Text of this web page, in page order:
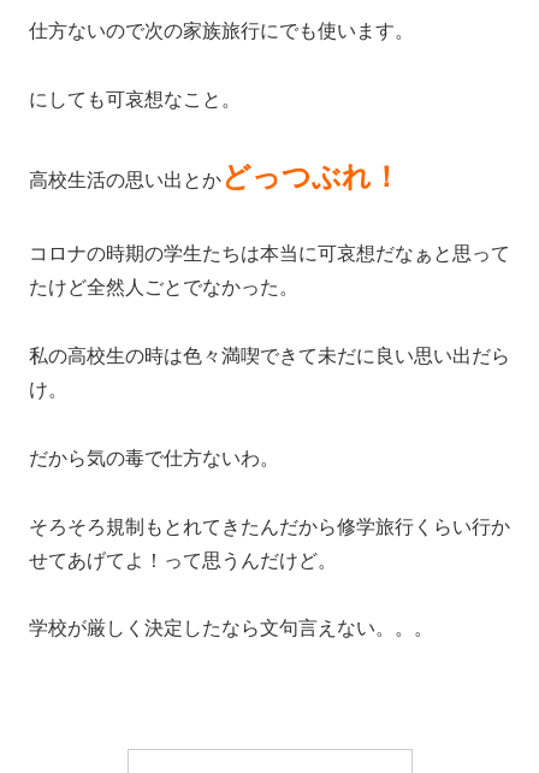
仕方ないので次の家族旅行にでも使います。
にしても可哀想なこと。
高校生活の思い出とかどっつぶれ！
コロナの時期の学生たちは本当に可哀想だなぁと思って
たけど全然人ごとでなかった。
私の高校生の時は色々満喫できて未だに良い思い出だら
け。
だから気の毒で仕方ないわ。
そろそろ規制もとれてきたんだから修学旅行くらい行か
せてあげてよ！って思うんだけど。
学校が厳しく決定したなら文句言えない。。。